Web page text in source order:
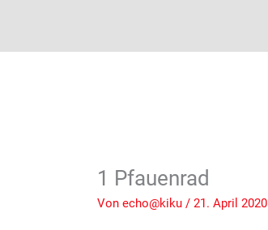
1 Pfauenrad
Vonecho@kiku/21. April 2020